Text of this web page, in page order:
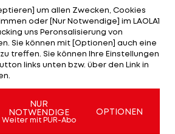
hinter Jamaika Zweiter.
Spiele ließ der
Back der Florida Gators auch
berichtet, dass der Sprinter
Patriots unterschrieben
um allen Zwecken, Cookies
oder [Nur Notwendige] im LAOLA1
uns Peronsalisierung von
Sie können mit [Optionen] auch eine
treffen. Sie können Ihre Einstellungen
links unten bzw. über den Link in
NUR
NOTWENDIGE
Weiter mit PUR-Abo
OPTIONEN